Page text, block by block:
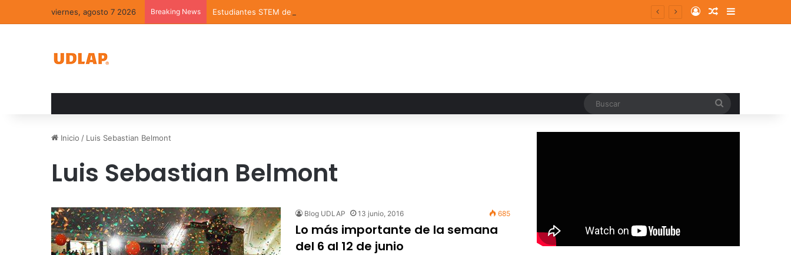
viernes, agosto 7 2026 Breaking News Estudiantes STEM de la UDLAP destacan en el MUTVI 2026 Log InRandom Article
Sidebar
Inicio / Luis Sebastian Belmont
Luis Sebastian Belmont
Blog UDLAP 13 junio, 2016 685
Lo más importante de la semana
del 6 al 12 de junio